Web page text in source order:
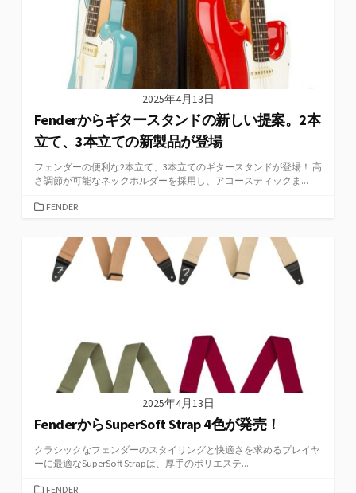
2025年4月13日
Fenderからギタースタンドの新しい提案。2本
立て、3本立ての新製品が登場
フェンダーの便利な2本立て、3本立てのギタースタンドが登場！ 高
さ調節が可能なネックホルダーを採用し、アコースティックま...
カFENDER
2025年4月13日
FenderからSuperSoft Strap 4色が発売！
クラシックなフェンダーのスタイリングと快適さを求めるプレイヤ
ーに最適なSuperSoft Strapは、厚手のポリエステ...
カFENDER